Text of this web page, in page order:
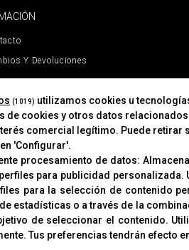
Y Devoluciones
©
(1019) utilizamos cookies u
de cookies y otros datos
comercial legítimo. Puede
'Configurar'.
procesamiento de datos:
para publicidad personalizada.
para la selección de contenido
estadísticas o a través de la
de seleccionar el contenido.
.Tus preferencias tendrán efecto